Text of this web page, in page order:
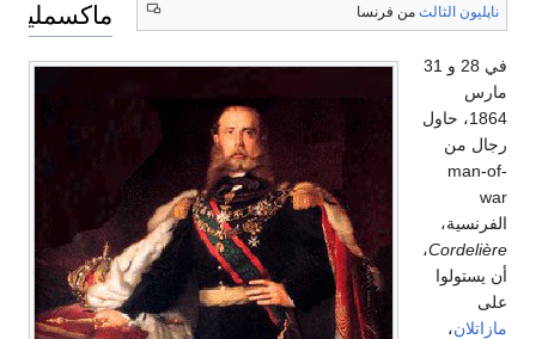
ناپليون الثالث من فرنسا
ماكسمليان
في 28 و 31
مارس
1864، حاول
رجال من
man-of-
war
الفرنسية،
Cordelière،
أن يستولوا
على
مازاتلان،